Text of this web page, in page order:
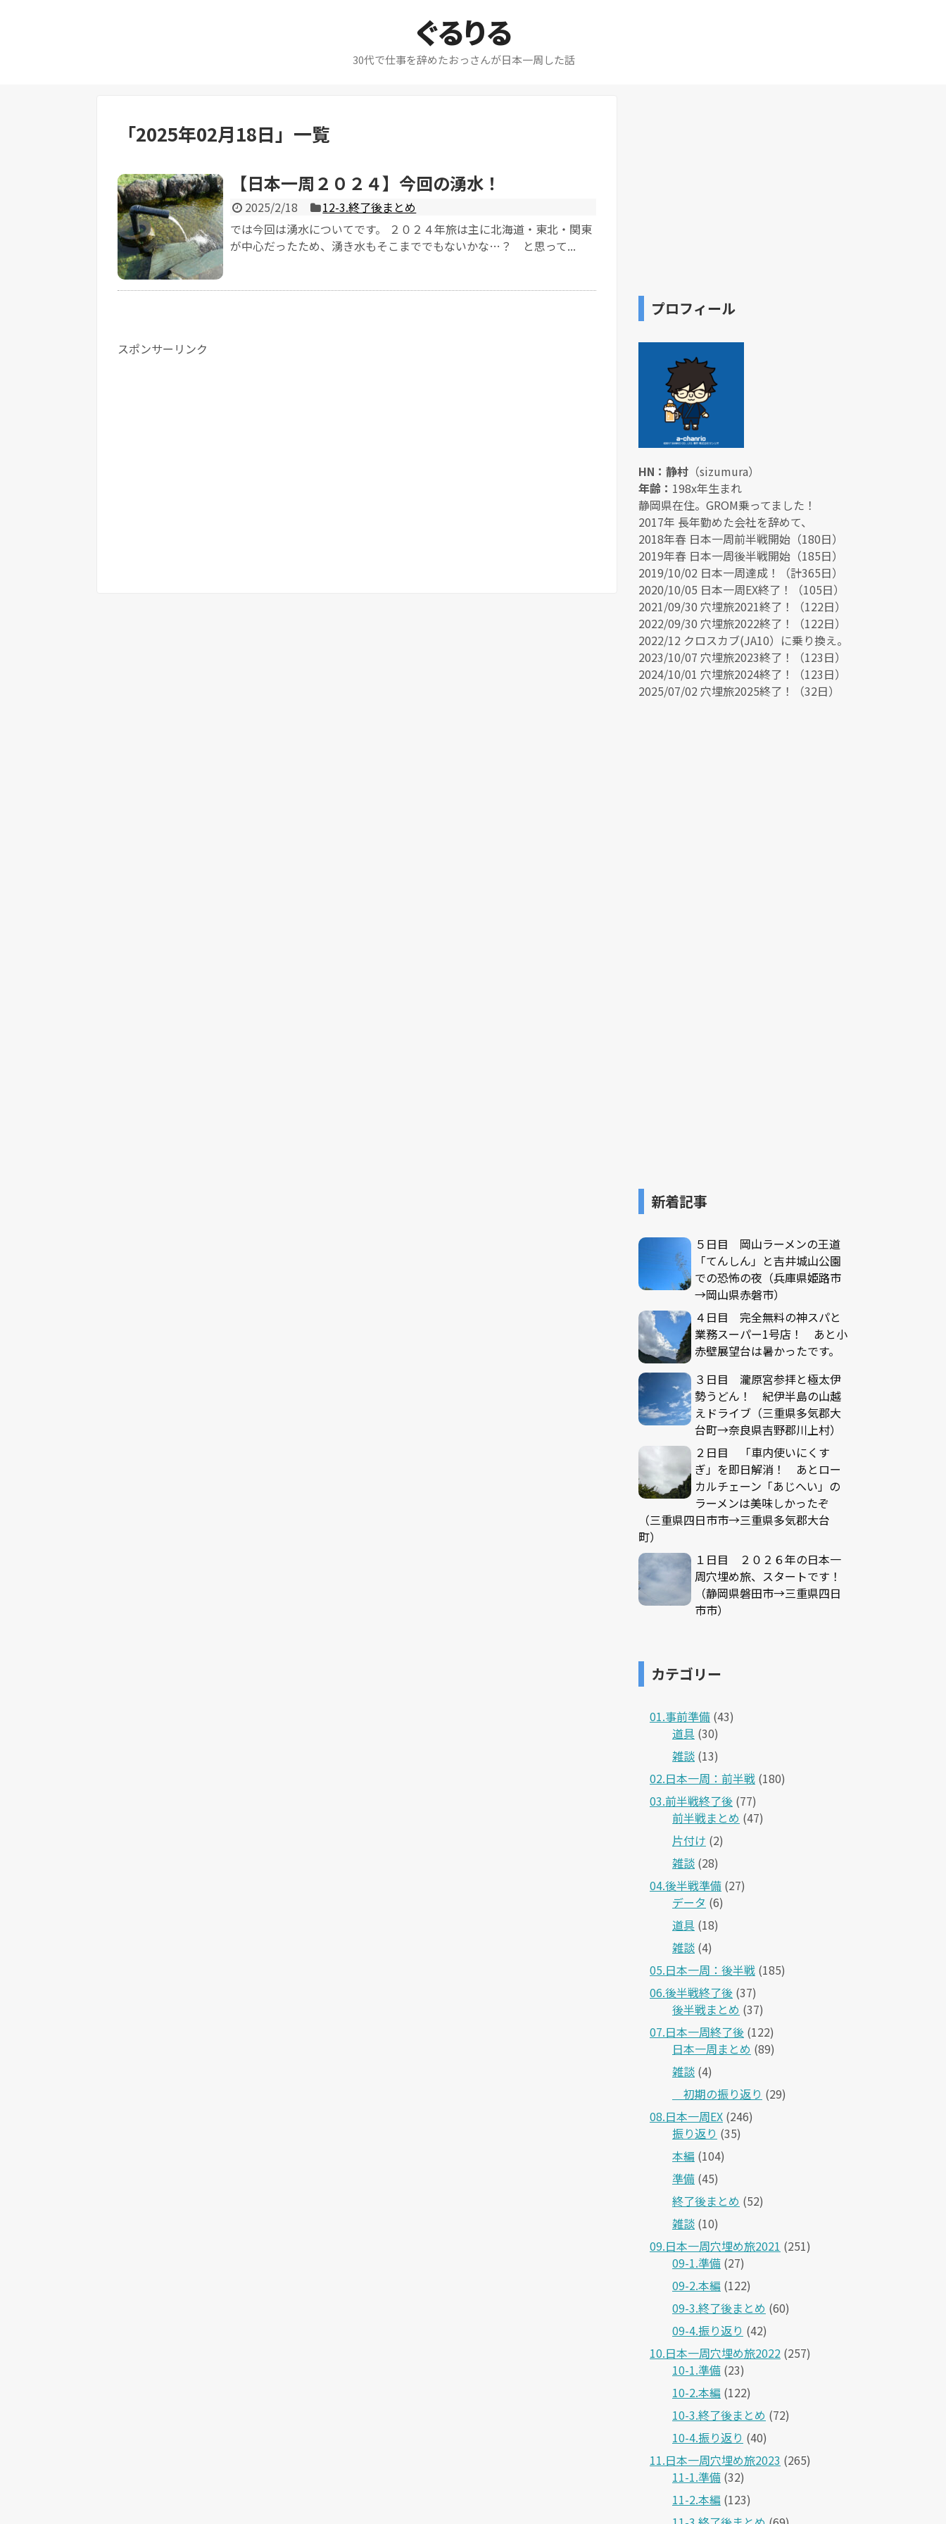
ぐるりる
30代で仕事を辞めたおっさんが日本一周した話
「2025年02月18日」 一覧
【日本一周２０２４】今回の湧水！
2025/2/18
12-3.終了後まとめ
では今回は湧水についてです。 ２０２４年旅は主に北海道・東北・関東
が中心だったため、湧き水もそこまででもないかな…？ と思って...
スポンサーリンク
プロフィール
HN：静村 （sizumura）
年齢： 198x年生まれ
静岡県在住。GROM乗ってました！
2017年 長年勤めた会社を辞めて、
2018年春 日本一周前半戦開始（180日）
2019年春 日本一周後半戦開始（185日）
2019/10/02 日本一周達成！（計365日）
2020/10/05 日本一周EX終了！（105日）
2021/09/30 穴埋旅2021終了！（122日）
2022/09/30 穴埋旅2022終了！（122日）
2022/12 クロスカブ(JA10）に乗り換え。
2023/10/07 穴埋旅2023終了！（123日）
2024/10/01 穴埋旅2024終了！（123日）
2025/07/02 穴埋旅2025終了！（32日）
新着記事
５日目 岡山ラーメンの王道
「てんしん」と吉井城山公園
での恐怖の夜（兵庫県姫路市
→岡山県赤磐市）
４日目 完全無料の神スパと
業務スーパー1号店！ あと小
赤壁展望台は暑かったです。
３日目 瀧原宮参拝と極太伊
勢うどん！ 紀伊半島の山越
えドライブ（三重県多気郡大
台町→奈良県吉野郡川上村）
２日目 「車内使いにくす
ぎ」を即日解消！ あとロー
カルチェーン「あじへい」の
ラーメンは美味しかったぞ
（三重県四日市市→三重県多気郡大台
町）
１日目 ２０２６年の日本一
周穴埋め旅、スタートです！
（静岡県磐田市→三重県四日
市市）
カテゴリー
01.事前準備 (43)
道具 (30)
雑談 (13)
02.日本一周：前半戦 (180)
03.前半戦終了後 (77)
前半戦まとめ (47)
片付け (2)
雑談 (28)
04.後半戦準備 (27)
データ (6)
道具 (18)
雑談 (4)
05.日本一周：後半戦 (185)
06.後半戦終了後 (37)
後半戦まとめ (37)
07.日本一周終了後 (122)
日本一周まとめ (89)
雑談 (4)
＿初期の振り返り (29)
08.日本一周EX (246)
振り返り (35)
本編 (104)
準備 (45)
終了後まとめ (52)
雑談 (10)
09.日本一周穴埋め旅2021 (251)
09-1.準備 (27)
09-2.本編 (122)
09-3.終了後まとめ (60)
09-4.振り返り (42)
10.日本一周穴埋め旅2022 (257)
10-1.準備 (23)
10-2.本編 (122)
10-3.終了後まとめ (72)
10-4.振り返り (40)
11.日本一周穴埋め旅2023 (265)
11-1.準備 (32)
11-2.本編 (123)